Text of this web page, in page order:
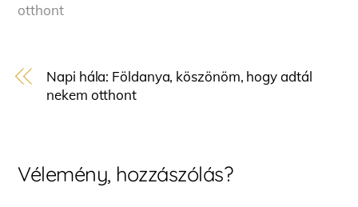
otthont
Napi hála: Földanya, köszönöm, hogy adtál
nekem otthont
Vélemény, hozzászólás?